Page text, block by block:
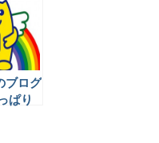
ブログ
ぱり